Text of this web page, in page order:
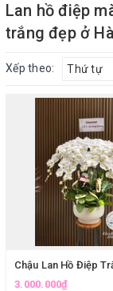
Lan hồ điệp
trắng đẹp ở
Xếp theo: Thứ tự
3.000.000₫